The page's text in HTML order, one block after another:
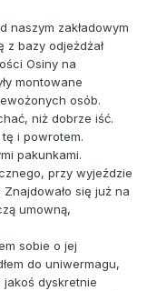
naszym zakładowym
z bazy odjeżdżał
Osiny na
montowane
osób.
niż dobrze iść.
i powrotem.
pakunkami.
przy wyjeździe
Znajdowało się już na
umowną,
sobie o jej
do uniwermagu,
jakoś dyskretnie